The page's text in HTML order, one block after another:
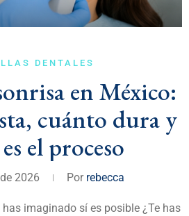
DENTALES
en México:
cuánto dura y
el proceso
2026 Por rebecca
imaginado sí es posible ¿Te has